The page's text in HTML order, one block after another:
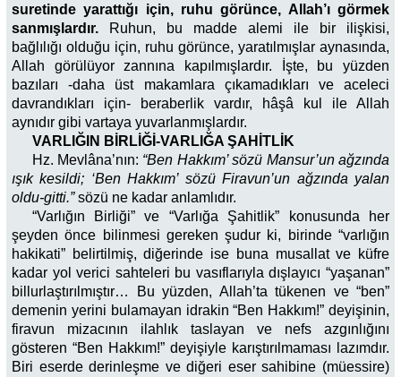
suretinde yarattığı için, ruhu görünce, Allah’ı görmek
sanmışlardır. Ruhun, bu madde alemi ile bir ilişkisi,
bağlılığı olduğu için, ruhu görünce, yaratılmışlar aynasında,
Allah görülüyor zannına kapılmışlardır. İşte, bu yüzden
bazıları -daha üst makamlara çıkamadıkları ve aceleci
davrandıkları için- beraberlik vardır, hâşâ kul ile Allah
aynıdır gibi vartaya yuvarlanmışlardır.
VARLIĞIN BİRLİĞİ-VARLIĞA ŞAHİTLİK
Hz. Mevlâna’nın: “Ben Hakkım’ sözü Mansur’un ağzında
ışık kesildi; ‘Ben Hakkım’ sözü Firavun’un ağzında yalan
oldu-gitti.”sözü ne kadar anlamlıdır.
“Varlığın Birliği” ve “Varlığa Şahitlik” konusunda her
şeyden önce bilinmesi gereken şudur ki, birinde “varlığın
hakikati” belirtilmiş, diğerinde ise buna musallat ve küfre
kadar yol verici sahteleri bu vasıflarıyla dışlayıcı “yaşanan”
billurlaştırılmıştır… Bu yüzden, Allah’ta tükenen ve “ben”
demenin yerini bulamayan idrakin “Ben Hakkım!” deyişinin,
firavun mizacının ilahlık taslayan ve nefs azgınlığını
gösteren “Ben Hakkım!” deyişiyle karıştırılmaması lazımdır.
Biri eserde derinleşme ve diğeri eser sahibine (müessire)